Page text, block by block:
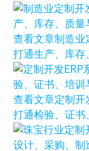
查看文章制造业
打通生产、库存
查看文章定制开
打通检验、证书